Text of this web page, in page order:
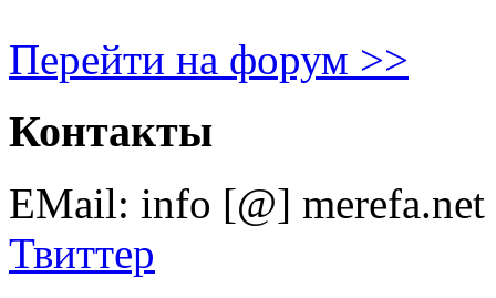
Перейти на форум >>
Контакты
EMail: info [@] merefa.net
Твиттер